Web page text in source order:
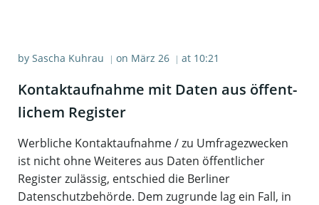
by Sascha Kuhrau | on März 26 | at 10:21
Kon­takt­auf­nah­me mit Daten aus öffent­
li­chem Register
Werbliche Kontaktaufnahme / zu Umfragezwecken
ist nicht ohne Weiteres aus Daten öffentlicher
Register zulässig, entschied die Berliner
Datenschutzbehörde. Dem zugrunde lag ein Fall, in